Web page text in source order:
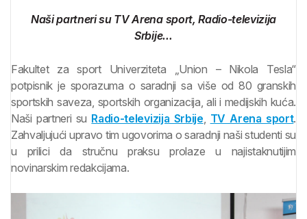
Naši partneri su TV Arena sport, Radio-televizija
Srbije…
Fakultet za sport Univerziteta „Union – Nikola Tesla“
potpisnik je sporazuma o saradnji sa više od 80 granskih
sportskih saveza, sportskih organizacija, ali i medijskih kuća.
Naši partneri su Radio-televizija Srbije, TV Arena sport.
Zahvaljujući upravo tim ugovorima o saradnji naši studenti su
u prilici da stručnu praksu prolaze u najistaknutijim
novinarskim redakcijama.